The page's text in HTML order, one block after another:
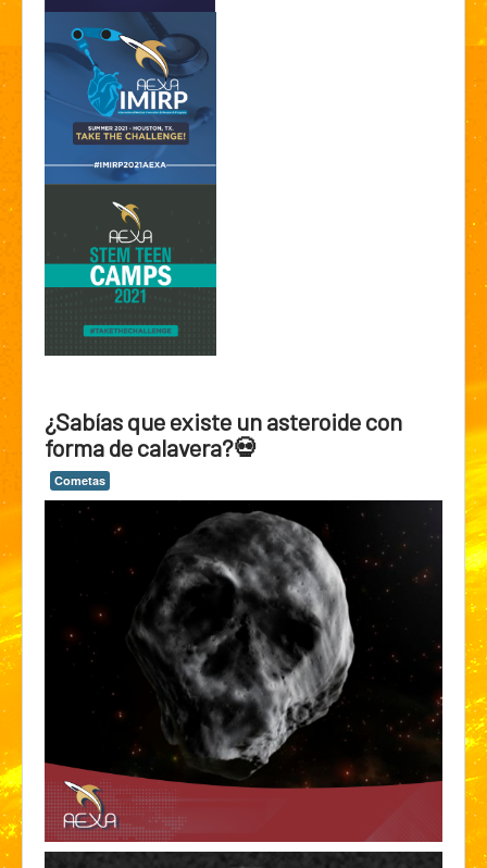
¿Sabías que existe un asteroide con
forma de calavera?💀
Cometas